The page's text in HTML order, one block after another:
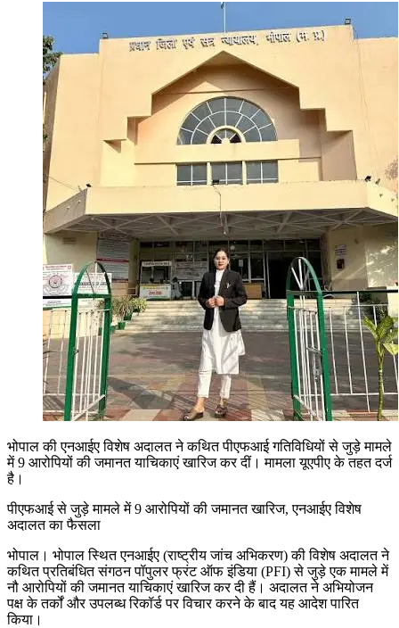
भोपाल की एनआईए विशेष अदालत ने कथित पीएफआई गतिविधियों से जुड़े मामले
में 9 आरोपियों की जमानत याचिकाएं खारिज कर दीं। मामला यूएपीए के तहत दर्ज
है।
पीएफआई से जुड़े मामले में 9 आरोपियों की जमानत खारिज, एनआईए विशेष
अदालत का फैसला
भोपाल। भोपाल स्थित एनआईए (राष्ट्रीय जांच अभिकरण) की विशेष अदालत ने
कथित प्रतिबंधित संगठन पॉपुलर फ्रंट ऑफ इंडिया (PFI) से जुड़े एक मामले में
नौ आरोपियों की जमानत याचिकाएं खारिज कर दी हैं। अदालत ने अभियोजन
पक्ष के तर्कों और उपलब्ध रिकॉर्ड पर विचार करने के बाद यह आदेश पारित
किया।